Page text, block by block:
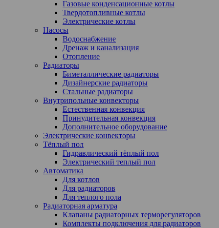
Газовые конденсационные котлы
Твердотопливные котлы
Электрические котлы
Насосы
Водоснабжение
Дренаж и канализация
Отопление
Радиаторы
Биметаллические радиаторы
Дизайнерские радиаторы
Стальные радиаторы
Внутрипольные конвекторы
Естественная конвекция
Принудительная конвекция
Дополнительное оборудование
Электрические конвекторы
Тёплый пол
Гидравлический тёплый пол
Электрический теплый пол
Автоматика
Для котлов
Для радиаторов
Для теплого пола
Радиаторная арматура
Клапаны радиаторных терморегуляторов
Комплекты подключения для радиаторов